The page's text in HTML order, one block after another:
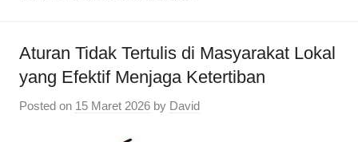
Aturan Tidak Tertulis di Masyarakat Lokal
yang Efektif Menjaga Ketertiban
Posted on 15 Maret 2026 by David